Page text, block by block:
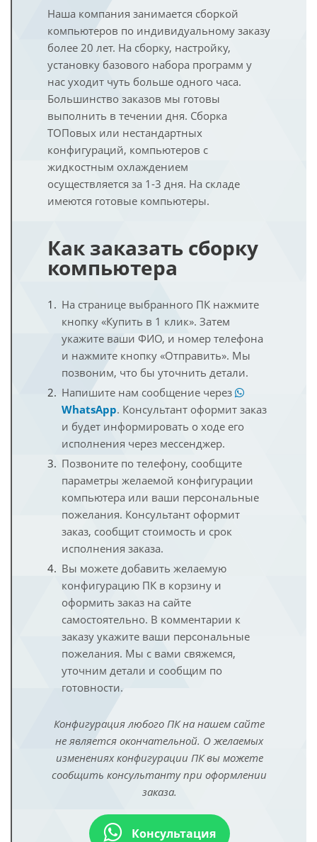
Наша компания занимается сборкой
компьютеров по индивидуальному заказу
более 20 лет. На сборку, настройку,
установку базового набора программ у
нас уходит чуть больше одного часа.
Большинство заказов мы готовы
выполнить в течении дня. Сборка
ТОПовых или нестандартных
конфигураций, компьютеров с
жидкостным охлаждением
осуществляется за 1-3 дня. На складе
имеются готовые компьютеры.
Как заказать сборку
компьютера
На странице выбранного ПК нажмите
кнопку «Купить в 1 клик». Затем
укажите ваши ФИО, и номер телефона
и нажмите кнопку «Отправить». Мы
позвоним, что бы уточнить детали.
Напишите нам сообщение через
WhatsApp. Консультант оформит заказ
и будет информировать о ходе его
исполнения через мессенджер.
Позвоните по телефону, сообщите
параметры желаемой конфигурации
компьютера или ваши персональные
пожелания. Консультант оформит
заказ, сообщит стоимость и срок
исполнения заказа.
Вы можете добавить желаемую
конфигурацию ПК в корзину и
оформить заказ на сайте
самостоятельно. В комментарии к
заказу укажите ваши персональные
пожелания. Мы с вами свяжемся,
уточним детали и сообщим по
готовности.
Конфигурация любого ПК на нашем сайте
не является окончательной. О желаемых
изменениях конфигурации ПК вы можете
сообщить консультанту при оформлении
заказа.
Консультация